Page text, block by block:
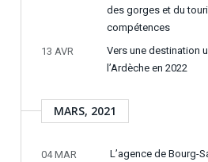
des gorges et du
compétences
13 AVR
Vers une destination
l’Ardèche en 2022
MARS, 2021
04 MAR
L’agence de Bourg-